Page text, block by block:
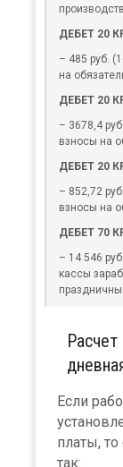
ДЕБЕТ 20
– 485 руб.
на
ДЕБЕТ 20
– 3678,4
взносы на
ДЕБЕТ 20
– 852,72
взносы на
ДЕБЕТ 70
– 14 546
кассы
Если
платы,
так: